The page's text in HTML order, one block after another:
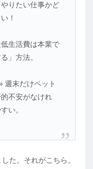
りたい仕事かど
！
生活費は本業で
」方法。
週末だけペット
不安がなけれ
い。
た。それがこちら。